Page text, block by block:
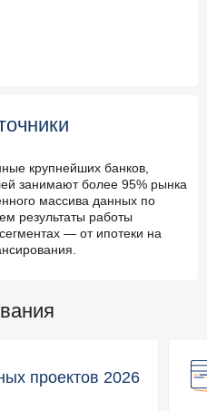
крупнейших банков,
занимают более 95% рынка
массива данных по
результаты работы
— от ипотеки на
проектов 2026